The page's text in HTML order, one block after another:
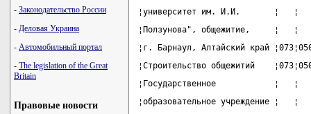
- Законодательство России
- Деловая Украина
- Автомобильный портал
- The legislation of the Great
Britain
Правовые новости
¦университет им. И.И.
¦Ползунова", общежитие,
¦г. Барнаул, Алтайский край
¦Строительство общежитий
¦Государственное
¦образовательное